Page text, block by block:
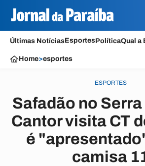
Últimas NotíciasEsportesPolíticaQual a
Home>esportes
ESPORTES
Safadão no
Cantor visita CT
é
camisa